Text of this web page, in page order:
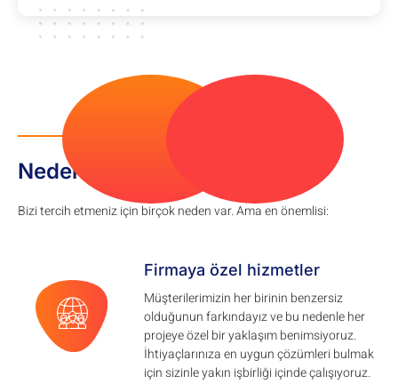
WHY CHOOSE US
Neden bizi seçmelisiniz?
Bizi tercih etmeniz için birçok neden var. Ama en önemlisi:
Firmaya özel hizmetler
Müşterilerimizin her birinin benzersiz
olduğunun farkındayız ve bu nedenle her
projeye özel bir yaklaşım benimsiyoruz.
İhtiyaçlarınıza en uygun çözümleri bulmak
için sizinle yakın işbirliği içinde çalışıyoruz.